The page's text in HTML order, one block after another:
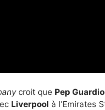
croit que Pep
Liverpool à l'Emirates